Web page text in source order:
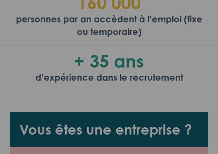
Vous êtes une entreprise ?
personnes par an accèdent à l’emploi (fixe
ou temporaire)
+ 35 ans
d’expérience dans le recrutement